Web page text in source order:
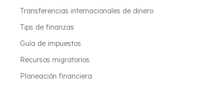
Transferencias internacionales de dinero
Tips de finanzas
Guía de impuestos
Recursos migratorios
Planeación financiera